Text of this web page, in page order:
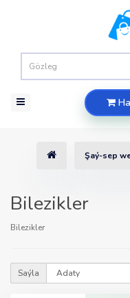
Şaý-sep
Bilezikler
Bilezikler
Saýla